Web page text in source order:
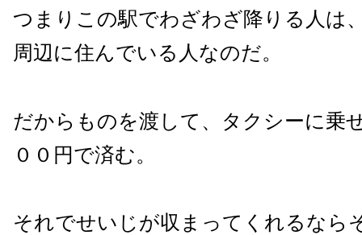
つまりこの駅でわざわざ降りる人は
周辺に住んでいる人なのだ。
だからものを渡して、タクシーに乗
００円で済む。
それでせいじが収まってくれるなら